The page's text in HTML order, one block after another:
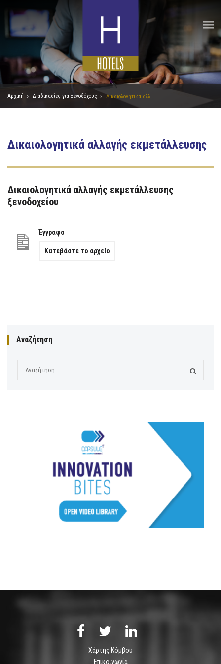
Αρχική Διαδικασίες για Ξενοδόχους
Δικαιολογητικά αλλαγής εκμετάλλευσης
Δικαιολογητικά αλλαγής εκμετάλλευσης
ξενοδοχείου
Έγγραφο
Κατεβάστε το αρχείο
Αναζήτηση
Χάρτης Κόμβου
Επικοινωνία